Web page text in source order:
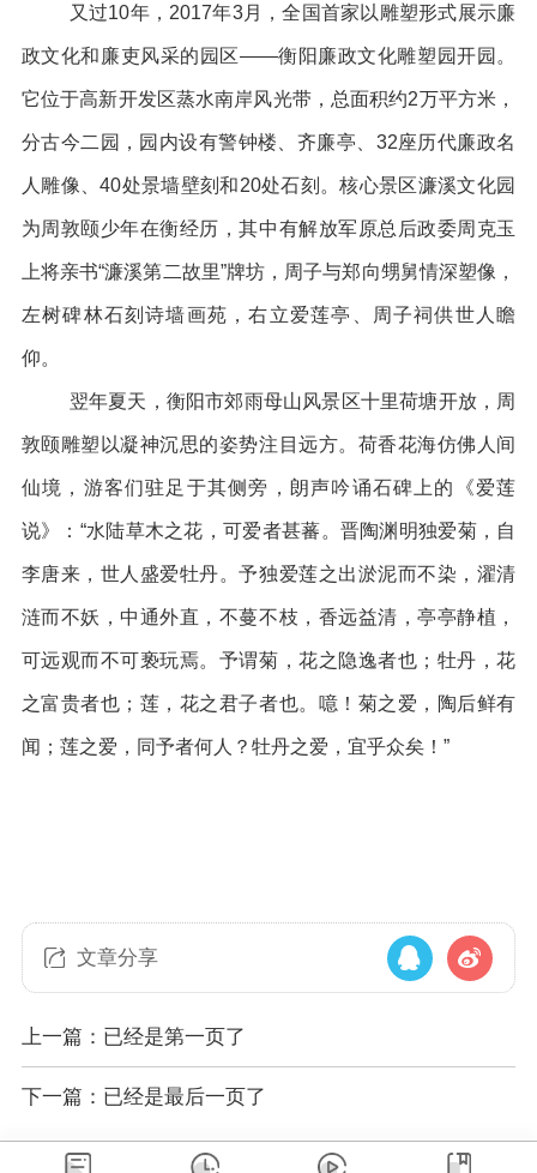
又过10年，2017年3月，全国首家以雕塑形式展示廉
政文化和廉吏风采的园区——衡阳廉政文化雕塑园开园。
它位于高新开发区蒸水南岸风光带，总面积约2万平方米，
分古今二园，园内设有警钟楼、齐廉亭、32座历代廉政名
人雕像、40处景墙壁刻和20处石刻。核心景区濂溪文化园
为周敦颐少年在衡经历，其中有解放军原总后政委周克玉
上将亲书“濂溪第二故里”牌坊，周子与郑向甥舅情深塑像，
左树碑林石刻诗墙画苑，右立爱莲亭、周子祠供世人瞻
仰。
翌年夏天，衡阳市郊雨母山风景区十里荷塘开放，周
敦颐雕塑以凝神沉思的姿势注目远方。荷香花海仿佛人间
仙境，游客们驻足于其侧旁，朗声吟诵石碑上的《爱莲
说》：“水陆草木之花，可爱者甚蕃。晋陶渊明独爱菊，自
李唐来，世人盛爱牡丹。予独爱莲之出淤泥而不染，濯清
涟而不妖，中通外直，不蔓不枝，香远益清，亭亭静植，
可远观而不可亵玩焉。予谓菊，花之隐逸者也；牡丹，花
之富贵者也；莲，花之君子者也。噫！菊之爱，陶后鲜有
闻；莲之爱，同予者何人？牡丹之爱，宜乎众矣！”
文章分享
上一篇：已经是第一页了
下一篇：已经是最后一页了